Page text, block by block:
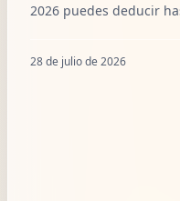
2026 puedes deducir
contratarlo antes del 31
28 de julio de 2026